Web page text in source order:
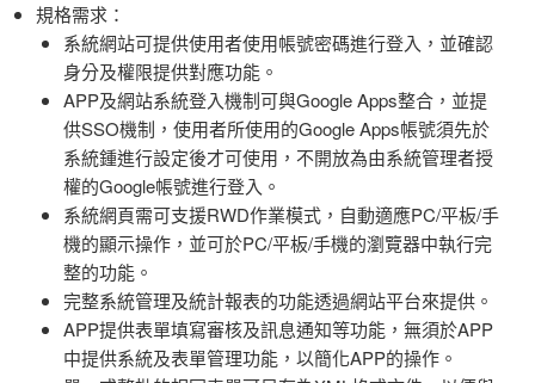
規格需求：
系統網站可提供使用者使用帳號密碼進行登入，並確認
身分及權限提供對應功能。
APP及網站系統登入機制可與Google Apps整合，並提
供SSO機制，使用者所使用的Google Apps帳號須先於
系統鍾進行設定後才可使用，不開放為由系統管理者授
權的Google帳號進行登入。
系統網頁需可支援RWD作業模式，自動適應PC/平板/手
機的顯示操作，並可於PC/平板/手機的瀏覽器中執行完
整的功能。
完整系統管理及統計報表的功能透過網站平台來提供。
APP提供表單填寫審核及訊息通知等功能，無須於APP
中提供系統及表單管理功能，以簡化APP的操作。